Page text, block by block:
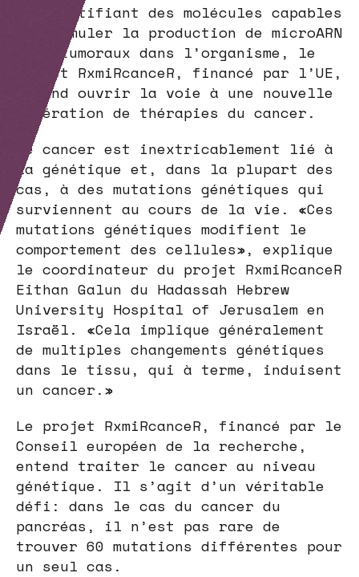
En identifiant des molécules capables
de stimuler la production de microARN
anti-tumoraux dans l’organisme, le
projet RxmiRcanceR, financé par l’UE,
entend ouvrir la voie à une nouvelle
génération de thérapies du cancer.
Le cancer est inextricablement lié à
la génétique et, dans la plupart des
cas, à des mutations génétiques qui
surviennent au cours de la vie. «Ces
mutations génétiques modifient le
comportement des cellules», explique
le coordinateur du projet RxmiRcanceR
Eithan Galun du Hadassah Hebrew
University Hospital of Jerusalem en
Israël. «Cela implique généralement
de multiples changements génétiques
dans le tissu, qui à terme, induisent
un cancer.»
Le projet RxmiRcanceR, financé par le
Conseil européen de la recherche,
entend traiter le cancer au niveau
génétique. Il s’agit d’un véritable
défi: dans le cas du cancer du
pancréas, il n’est pas rare de
trouver 60 mutations différentes pour
un seul cas.